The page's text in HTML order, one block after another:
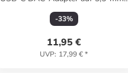
Miniklinke Schwarz
-33%
11,95 €
UVP: 17,99 €*